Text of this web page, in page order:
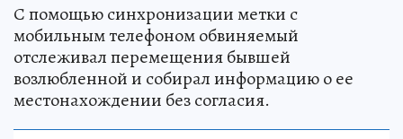
С помощью синхронизации метки с
мобильным телефоном обвиняемый
отслеживал перемещения бывшей
возлюбленной и собирал информацию о ее
местонахождении без согласия.